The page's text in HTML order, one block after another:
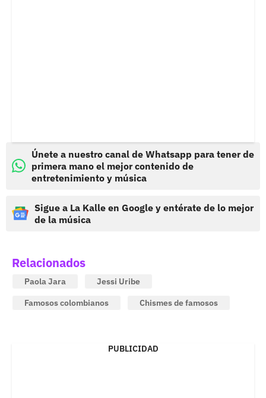
Únete a nuestro canal de Whatsapp para tener de
primera mano el mejor contenido de
entretenimiento y música
Sigue a La Kalle en Google y entérate de lo mejor
de la música
Relacionados
Paola Jara
Jessi Uribe
Famosos colombianos
Chismes de famosos
PUBLICIDAD